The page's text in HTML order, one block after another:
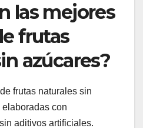
las mejores
frutas
azúcares?
frutas naturales sin
con
aditivos artificiales.